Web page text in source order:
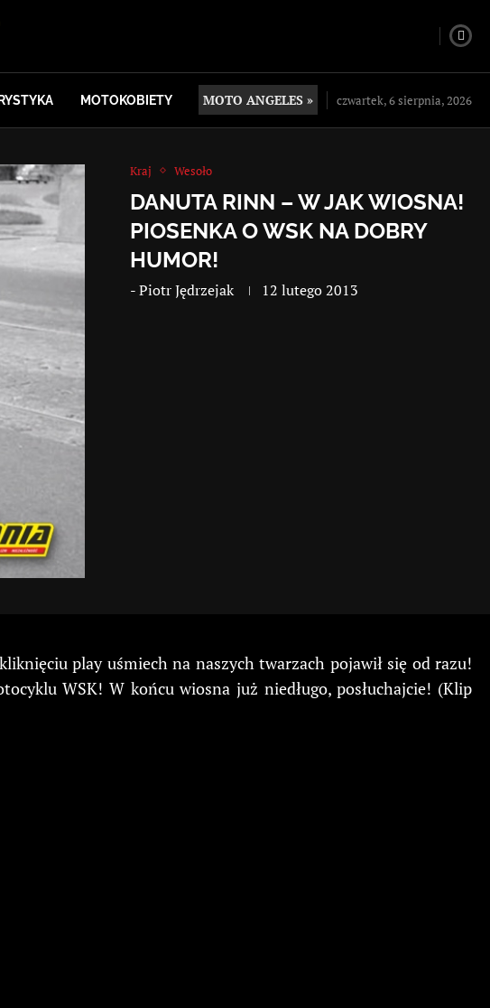
MOTOKOBIETY MOTO ANGELES » czwartek, 6 sierpnia, 2026
Kraj Wesoło
DANUTA RINN – W JAK WIOSNA!
PIOSENKA O WSK NA DOBRY
HUMOR!
-Piotr Jędrzejak 12 lutego 2013
play uśmiech na naszych twarzach pojawił się od razu!
WSK! W końcu wiosna już niedługo, posłuchajcie! (Klip